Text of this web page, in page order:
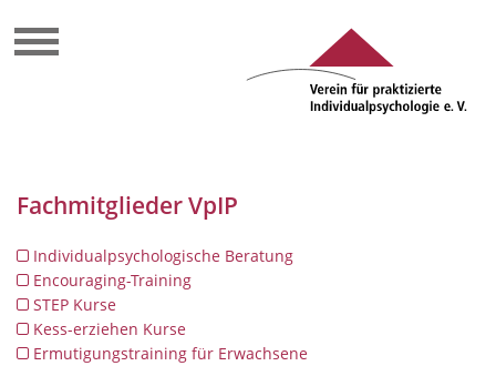
Fachmitglieder VpIP
Individualpsychologische Beratung
Encouraging-Training
STEP Kurse
Kess-erziehen Kurse
Ermutigungstraining für Erwachsene